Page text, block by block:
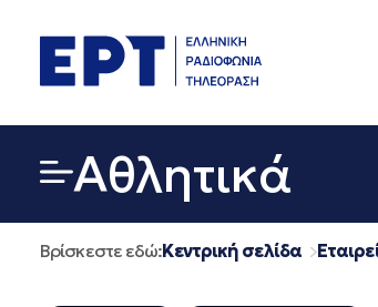
περιεχόμενο
Αθλητικά
Βρίσκεστε εδώ:Κεντρική σελίδα